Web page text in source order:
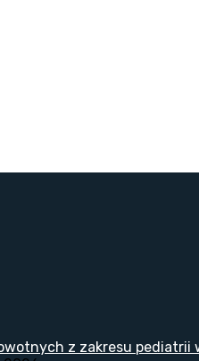
z zakresu